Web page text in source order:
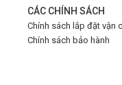
CÁC CHÍNH SÁCH
Chính sách lắp đặt vận
Chính sách bảo hành